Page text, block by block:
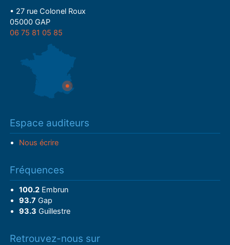
• 27 rue Colonel Roux
05000 GAP
06 75 81 05 85
Espace auditeurs
Nous écrire
Fréquences
100.2Embrun
93.7 Gap
93.3 Guillestre
Retrouvez-nous sur